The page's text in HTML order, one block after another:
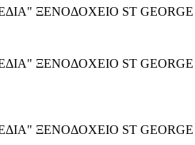
ΞΕΝΟΔΟΧΕΙΟ ST
ΞΕΝΟΔΟΧΕΙΟ ST
ΞΕΝΟΔΟΧΕΙΟ ST